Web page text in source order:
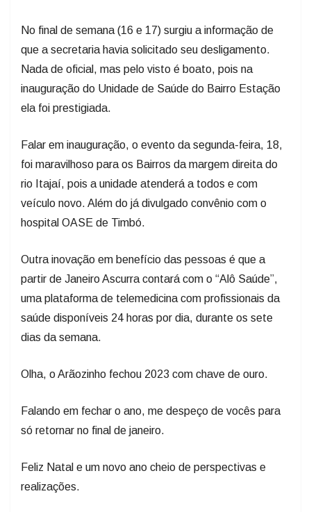
No final de semana (16 e 17) surgiu a informação de
que a secretaria havia solicitado seu desligamento.
Nada de oficial, mas pelo visto é boato, pois na
inauguração do Unidade de Saúde do Bairro Estação
ela foi prestigiada.
Falar em inauguração, o evento da segunda-feira, 18,
foi maravilhoso para os Bairros da margem direita do
rio Itajaí, pois a unidade atenderá a todos e com
veículo novo. Além do já divulgado convênio com o
hospital OASE de Timbó.
Outra inovação em benefício das pessoas é que a
partir de Janeiro Ascurra contará com o “Alô Saúde”,
uma plataforma de telemedicina com profissionais da
saúde disponíveis 24 horas por dia, durante os sete
dias da semana.
Olha, o Arãozinho fechou 2023 com chave de ouro.
Falando em fechar o ano, me despeço de vocês para
só retornar no final de janeiro.
Feliz Natal e um novo ano cheio de perspectivas e
realizações.